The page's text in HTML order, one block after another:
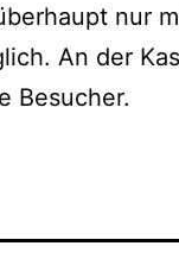
nur
An der
Besucher.